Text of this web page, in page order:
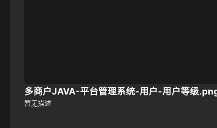
多商户JAVA-平台管理系统-用户-用户等级
暂无描述